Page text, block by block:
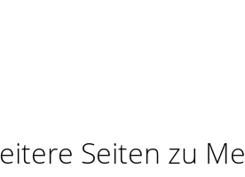
Seiten zu